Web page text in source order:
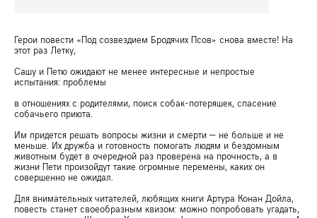
Герои повести «Под созвездием Бродячих Псов» снова вместе! На
этот раз Летку,
Сашу и Петю ожидают не менее интересные и непростые
испытания: проблемы
в отношениях с родителями, поиск собак-потеряшек, спасение
собачьего приюта.
Им придется решать вопросы жизни и смерти — не больше и не
меньше. Их дружба и готовность помогать людям и бездомным
животным будет в очередной раз проверена на прочность, а в
жизни Пети произойдут такие огромные перемены, каких он
совершенно не ожидал.
Для внимательных читателей, любящих книги Артура Конан Дойла,
повесть станет своеобразным квизом: можно попробовать угадать,